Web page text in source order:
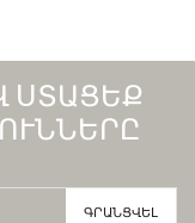
ՍՏԱՑԵՔ